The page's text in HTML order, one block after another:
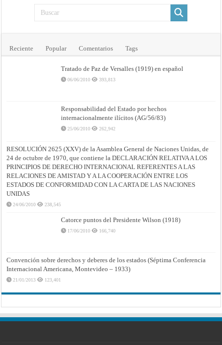
Reciente Popular Comentarios Tags
Tratado de Paz de Versalles (1919) en español
06/06/2010 393,813
Responsabilidad del Estado por hechos
internacionalmente ilícitos (AG/56/83)
25/06/2010 262,942
RESOLUCIÓN 2625 (XXV) de la Asamblea General de Naciones Unidas, de
24 de octubre de 1970, que contiene la DECLARACIÓN RELATIVA A LOS
PRINCIPIOS DE DERECHO INTERNACIONAL REFERENTES A LAS
RELACIONES DE AMISTAD Y A LA COOPERACIÓN ENTRE LOS
ESTADOS DE CONFORMIDAD CON LA CARTA DE LAS NACIONES
UNIDAS
24/06/2010 238,545
Catorce puntos del Presidente Wilson (1918)
17/06/2010 166,740
Convención sobre derechos y deberes de los estados (Séptima Conferencia
Internacional Americana, Montevideo – 1933)
21/01/2013 123,401